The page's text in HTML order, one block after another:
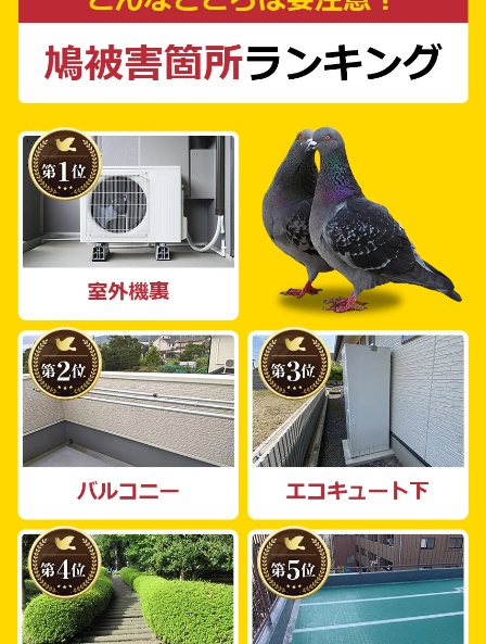
用とお見積もりは無料ですので、お気軽にご相
談ください。鳩よけ対策に長けた当社のスタッ
フが、どのような環境にも合わせた最善の解決
策を提案します。一戸建て住宅やマンション、
工場、倉庫、商業施設や農場など、個人・法人
問わず柔軟にご対応いたします。私たちは、豊
富な経験と専門知識を持つスタッフが、お客様
一人ひとりのライフスタイルや環境に合わせた
最善の対策をご提案します。 愛西市で鳩の被
害に頭を悩ませている方、私たち鳩よけ対策
PROにぜひご相談ください。鳩の被害からあ
なたの大切な生活環境を守るため、全力でサポ
ートいたします。